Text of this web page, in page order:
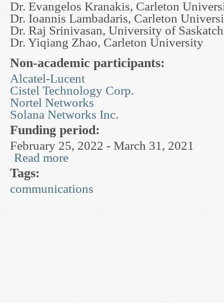
Dr. Evangelos Kranakis, Carleton
Dr. Ioannis Lambadaris, Carleton
Dr. Raj Srinivasan, University of
Dr. Yiqiang Zhao, Carleton University
Non-academic participants:
Alcatel-Lucent
Cistel Technology Corp.
Nortel Networks
Solana Networks Inc.
Funding period:
February 25, 2022 - March 31, 2021
Read more
Tags:
communications